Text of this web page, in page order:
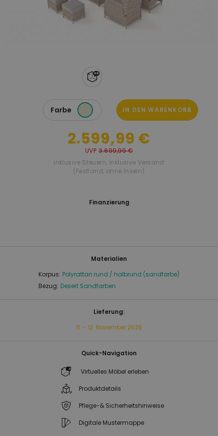
Farbe IN DEN WARENKORB
2.599,99 €
UVP 3.699,99 €
inklusive Steuern, inklusive Versand
(Festland, ohne Inseln)
Materialien
Korpus: Polyrattan rund / halbrund (sandfarbe)
Bezug: Desert Sandfarben
Lieferung:
11. - 12. November 2026
Quick-Navigation
Virtuelles Möbel erleben
Produktdetails
Pflege-& Sicherheitshinweise
Digitale Mustermappe
Finanzierung